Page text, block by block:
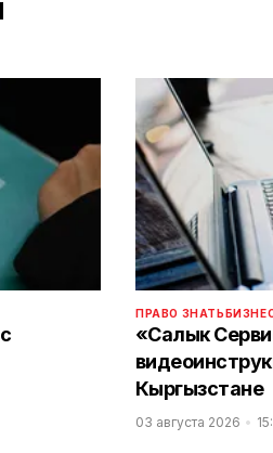
ПРАВО ЗНАТЬ
«Салык
Кыргызстане
03 августа 2026